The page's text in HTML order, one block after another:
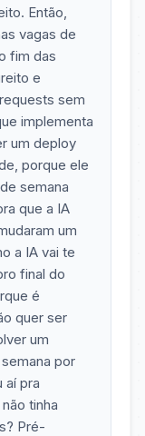
Então,
vagas de
fim das
e
sem
implementa
um deploy
porque ele
semana
que a IA
um
a IA vai te
final do
é
quer ser
um
por
aí pra
tinha
Pré-